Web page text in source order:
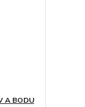
A BODU